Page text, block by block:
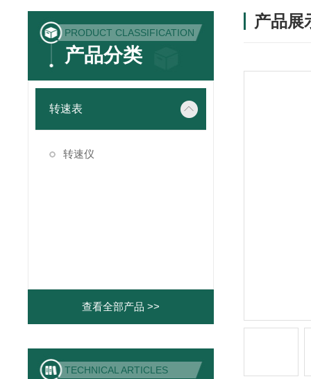
PRODUCT CLASSIFICATION
产品分类
转速表
转速仪
查看全部产品 >>
TECHNICAL ARTICLES
产品展